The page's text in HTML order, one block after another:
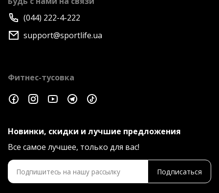
(044) 222-4-222
support@sportlife.ua
Фитнес-тусовка
Новинки, скидки и лучшие предложения
Все самое лучшее, только для вас!
Подписаться